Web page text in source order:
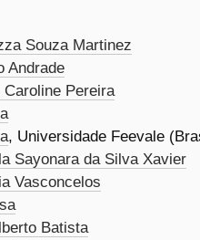
Souza Martinez
Andrade
Pereira
, Universidade Feevale
Sayonara da Silva Xavier
Vasconcelos
Batista